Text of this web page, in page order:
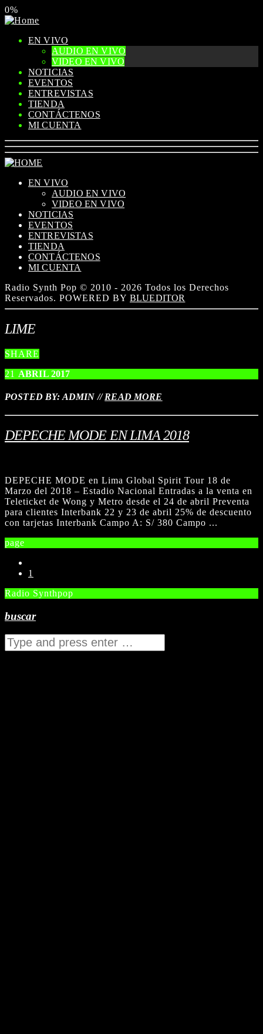
0%
EN VIVO
AUDIO EN VIVO
VIDEO EN VIVO
NOTICIAS
EVENTOS
ENTREVISTAS
TIENDA
CONTÁCTENOS
MI CUENTA
EN VIVO
AUDIO EN VIVO
VIDEO EN VIVO
NOTICIAS
EVENTOS
ENTREVISTAS
TIENDA
CONTÁCTENOS
MI CUENTA
Radio Synth Pop © 2010 - 2026 Todos los Derechos
Reservados. POWERED BY BLUEDITOR
LIME
SHARE
21 ABRIL 2017
POSTED BY: ADMIN //READ MORE
DEPECHE MODE EN LIMA 2018
DEPECHE MODE en Lima Global Spirit Tour 18 de
Marzo del 2018 – Estadio Nacional Entradas a la venta en
Teleticket de Wong y Metro desde el 24 de abril Preventa
para clientes Interbank 22 y 23 de abril 25% de descuento
con tarjetas Interbank Campo A: S/ 380 Campo ...
page
1
Radio Synthpop
buscar